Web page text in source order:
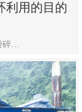
利用的目的
…